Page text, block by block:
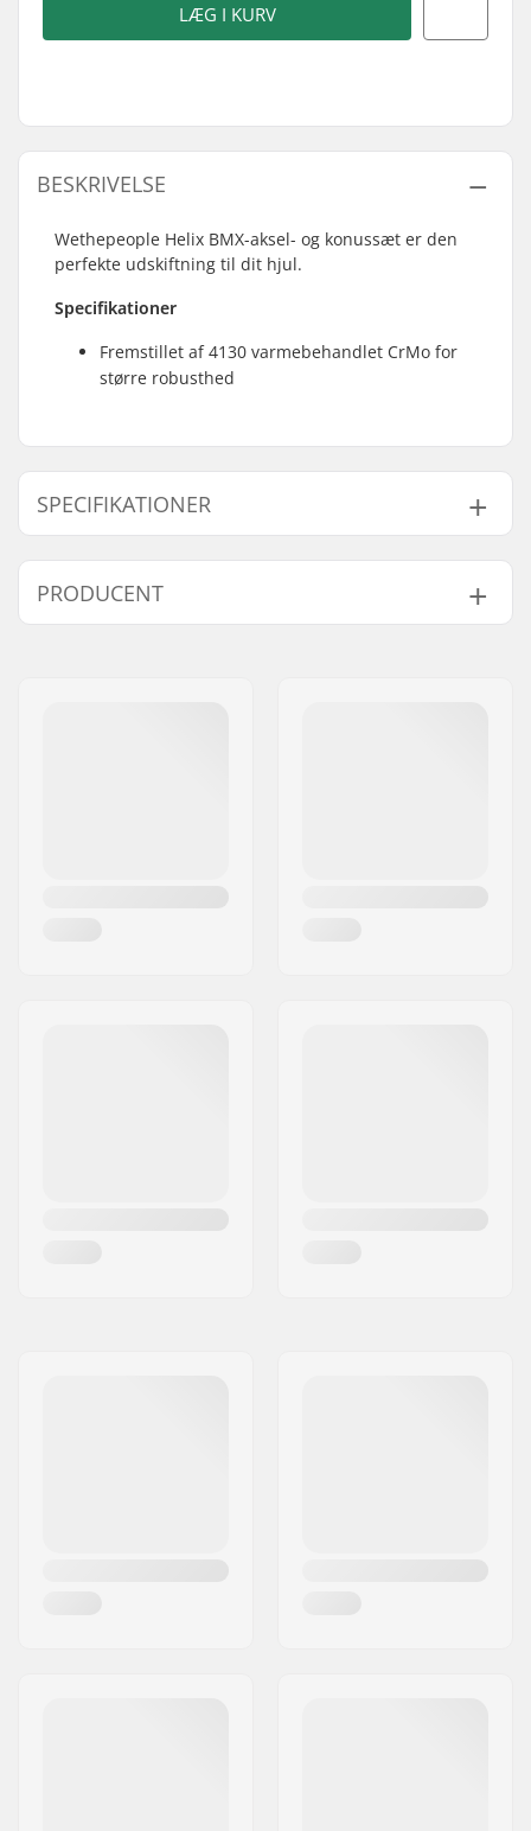
LÆG I KURV
BESKRIVELSE
Wethepeople Helix BMX-aksel- og konussæt er den
perfekte udskiftning til dit hjul.
Specifikationer
Fremstillet af 4130 varmebehandlet CrMo for
større robusthed
SPECIFIKATIONER
Aksel diameter:
10mm
BMX aksel type:
Vægt:
12g
PRODUCENT